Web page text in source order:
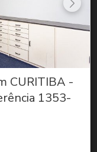
CURITIBA -
1353-